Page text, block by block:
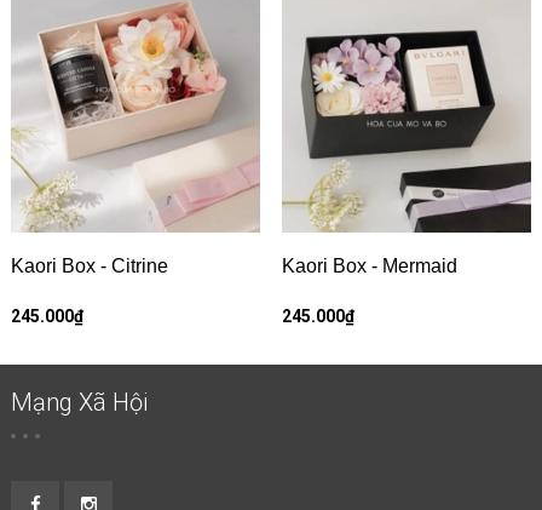
Kaori Box - Citrine
245.000₫
Kaori Box - Mermaid
245.000₫
Mạng Xã Hội